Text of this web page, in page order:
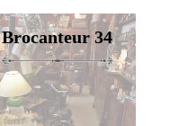
Brocanteur 34